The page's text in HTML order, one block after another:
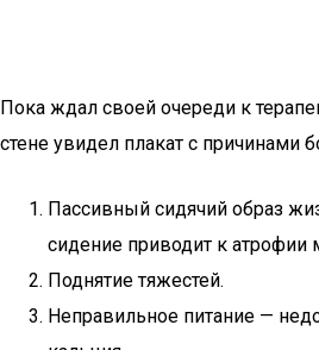
Пока ждал своей очереди к
стене увидел плакат с причинами
Пассивный сидячий образ
сидение приводит к
Поднятие тяжестей.
Неправильное питание —